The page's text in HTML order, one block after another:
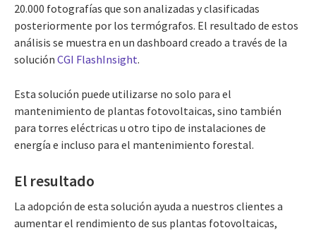
20.000 fotografías que son analizadas y clasificadas
posteriormente por los termógrafos. El resultado de estos
análisis se muestra en un dashboard creado a través de la
solución CGI FlashInsight.
Esta solución puede utilizarse no solo para el
mantenimiento de plantas fotovoltaicas, sino también
para torres eléctricas u otro tipo de instalaciones de
energía e incluso para el mantenimiento forestal.
El resultado
La adopción de esta solución ayuda a nuestros clientes a
aumentar el rendimiento de sus plantas fotovoltaicas,